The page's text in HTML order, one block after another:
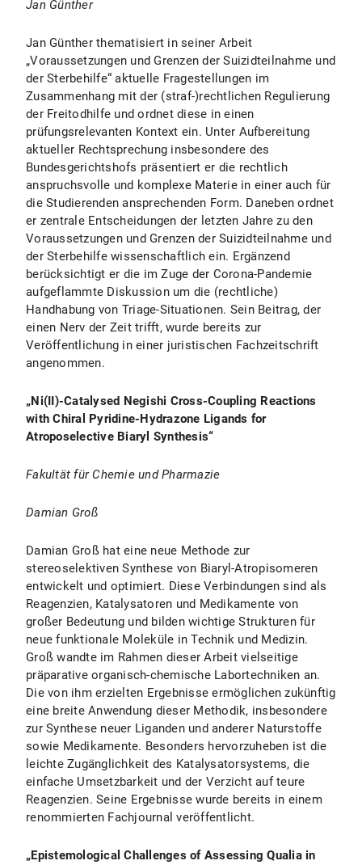
Jan Günther
Jan Günther thematisiert in seiner Arbeit
„Voraussetzungen und Grenzen der Suizidteilnahme und
der Sterbehilfe“ aktuelle Fragestellungen im
Zusammenhang mit der (straf-)rechtlichen Regulierung
der Freitodhilfe und ordnet diese in einen
prüfungsrelevanten Kontext ein. Unter Aufbereitung
aktueller Rechtsprechung insbesondere des
Bundesgerichtshofs präsentiert er die rechtlich
anspruchsvolle und komplexe Materie in einer auch für
die Studierenden ansprechenden Form. Daneben ordnet
er zentrale Entscheidungen der letzten Jahre zu den
Voraussetzungen und Grenzen der Suizidteilnahme und
der Sterbehilfe wissenschaftlich ein. Ergänzend
berücksichtigt er die im Zuge der Corona-Pandemie
aufgeflammte Diskussion um die (rechtliche)
Handhabung von Triage-Situationen. Sein Beitrag, der
einen Nerv der Zeit trifft, wurde bereits zur
Veröffentlichung in einer juristischen Fachzeitschrift
angenommen.
„Ni(II)-Catalysed Negishi Cross-Coupling Reactions
with Chiral Pyridine-Hydrazone Ligands for
Atroposelective Biaryl Synthesis“
Fakultät für Chemie und Pharmazie
Damian Groß
Damian Groß hat eine neue Methode zur
stereoselektiven Synthese von Biaryl-Atropisomeren
entwickelt und optimiert. Diese Verbindungen sind als
Reagenzien, Katalysatoren und Medikamente von
großer Bedeutung und bilden wichtige Strukturen für
neue funktionale Moleküle in Technik und Medizin.
Groß wandte im Rahmen dieser Arbeit vielseitige
präparative organisch-chemische Labortechniken an.
Die von ihm erzielten Ergebnisse ermöglichen zukünftig
eine breite Anwendung dieser Methodik, insbesondere
zur Synthese neuer Liganden und anderer Naturstoffe
sowie Medikamente. Besonders hervorzuheben ist die
leichte Zugänglichkeit des Katalysatorsystems, die
einfache Umsetzbarkeit und der Verzicht auf teure
Reagenzien. Seine Ergebnisse wurde bereits in einem
renommierten Fachjournal veröffentlicht.
„Epistemological Challenges of Assessing Qualia in